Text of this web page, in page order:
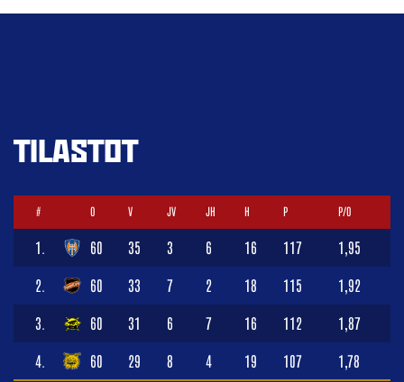
TILASTOT
# O V JV JH H P P/O
1. 60 35 3 6 16 117 1,95
2. 60 33 7 2 18 115 1,92
3. 60 31 6 7 16 112 1,87
4. 60 29 8 4 19 107 1,78